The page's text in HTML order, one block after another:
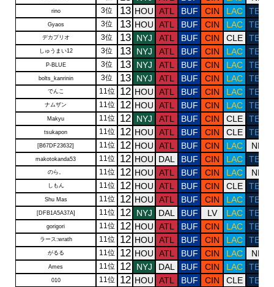
rino 3位 13 HOU ATL BUF CIN LAC TEN
Gyaos 3位 13 HOU ATL BUF CIN LAC TEN
デカプリオ 3位 13 NYJ ATL BUF CIN CLE TEN
しゅうまい12 3位 13 NYJ ATL BUF CIN LAC TEN
P-BLUE 3位 13 NYJ ATL BUF CIN LAC TEN
bolts_kanrinin 3位 13 NYJ ATL BUF CIN LAC TEN
でんこ 11位 12 HOU ATL BUF CIN LAC TEN
ナムザン 11位 12 HOU ATL BUF CIN LAC TEN
Makyu 11位 12 NYJ ATL BUF CIN CLE TEN
tsukapon 11位 12 HOU ATL BUF CIN CLE TEN
[B67DF23632] 11位 12 HOU ATL BUF CIN LAC NE
makotokanda53 11位 12 HOU DAL BUF CIN LAC TEN
のら。 11位 12 HOU ATL BUF CIN LAC NE
しもん 11位 12 HOU ATL BUF CIN CLE TEN
Shu Mas 11位 12 HOU ATL BUF CIN LAC TEN
[DFB1A5A37A] 11位 12 NYJ DAL BUF LV LAC TEN
gorigori 11位 12 HOU ATL BUF CIN LAC TEN
ラース:wrath 11位 12 HOU ATL BUF CIN LAC TEN
がるる 11位 12 HOU ATL BUF CIN LAC NE
Ames 11位 12 NYJ DAL BUF CIN LAC TEN
010 11位 12 HOU ATL BUF CIN CLE TEN